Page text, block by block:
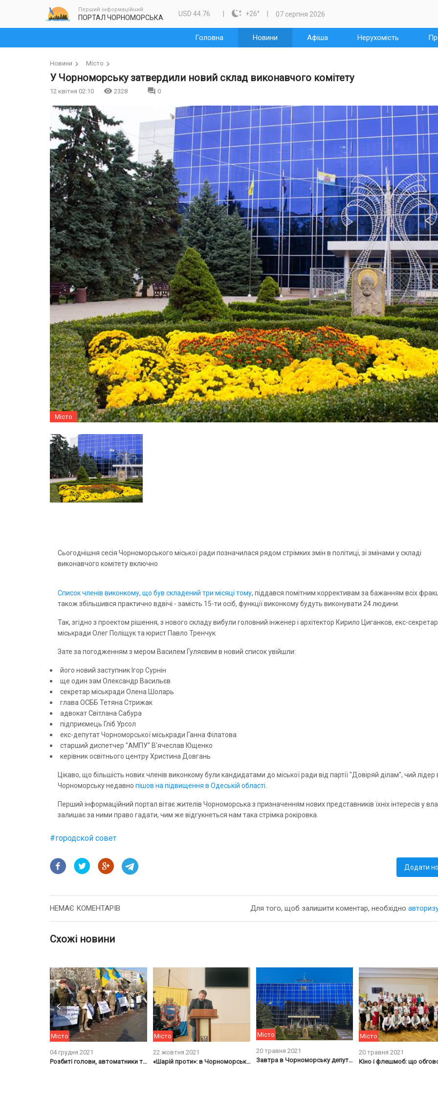
Перший інформаційний
ПОРТАЛ ЧОРНОМОРСЬКА USD 44.76  +26° 07 серпня 2026
Головна Новини Афіша Нерухомість
Новини Місто
У Чорноморську затвердили новий склад виконавчого комітету
12 квітня 02:10 2328 0
Місто
Сьогоднішня сесія Чорноморського міської ради позначилася рядом стрімких змін в політиці, зі змінами у складі
виконавчого комітету включно
Список членів виконкому, що був складений три місяці тому, піддався помітним коррективам за бажанням всіх
також збільшився практично вдвічі - замість 15-ти осіб, функції виконкому будуть виконувати 24 людини.
Так, згідно з проектом рішення, з нового складу вибули головний інженер і архітектор Кирило Циганков, екс-секретар
міськради Олег Поліщук та юрист Павло Тренчук
Зате за погодженням з мером Василем Гуляєвим в новий список увійшли:
його новий заступник Ігор Сурнін
ще один зам Олександр Васильєв
секретар міськради Олена Шоларь
глава ОСББ Тетяна Стрижак
адвокат Світлана Сабура
підприємець Гліб Урсол
екс-депутат Чорноморської міськради Ганна Філатова
старший диспетчер "АМПУ" В'ячеслав Ющенко
керівник освітнього центру Христина Довгань
Цікаво, що більшість нових членів виконкому були кандидатами до міської ради від партії "Довіряй ділам", чий лідер
Чорноморську недавно пішов на підвищення в Одеській області.
Перший інформаційний портал вітає жителів Чорноморська з призначенням нових представників їхніх інтересів у
залишає за ними право гадати, чим же відгукнеться нам така стрімка рокіровка.
#городской совет
Додати
НЕМАЄ КОМЕНТАРІВ Для того, щоб залишити коментар, необхідно
Схожі новини
Місто
04 грудня 2021
Розбиті голови, автоматники та арешти: чим закінчилася “мирна” акція у Чорноморську
Місто
22 жовтня 2021
«Шарій проти»: в Чорноморську фракція відмовилася виступати українською мовою
Місто
20 травня 2021
Завтра в Чорноморську депутати зберуться на сесію
Місто
20 травня 2021